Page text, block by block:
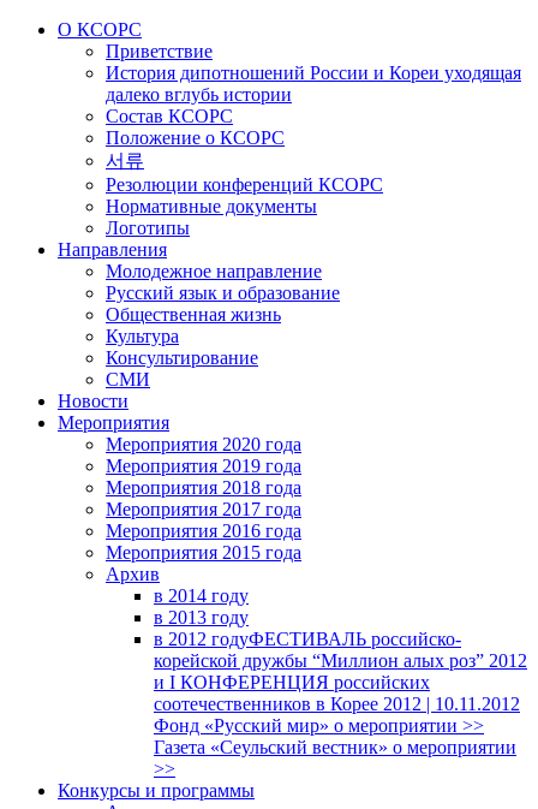
О КСОРС
Приветствие
История дипотношений России и Кореи уходящая
далеко вглубь истории
Состав КСОРС
Положение о КСОРС
서류
Резолюции конференций КСОРС
Нормативные документы
Логотипы
Направления
Молодежное направление
Русский язык и образование
Общественная жизнь
Культура
Консультирование
СМИ
Новости
Мероприятия
Мероприятия 2020 года
Мероприятия 2019 года
Мероприятия 2018 годa
Мероприятия 2017 года
Мероприятия 2016 года
Мероприятия 2015 года
Архив
в 2014 году
в 2013 году
в 2012 годуФЕСТИВАЛЬ российско-
корейской дружбы “Миллион алых роз” 2012
и I КОНФЕРЕНЦИЯ российских
соотечественников в Корее 2012 | 10.11.2012
Фонд «Русский мир» о мероприятии >>
Газета «Сеульский вестник» о мероприятии
>>
Конкурсы и программы